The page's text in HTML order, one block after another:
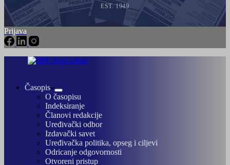
EST. 1949
Prijava
Časopis
O časopisu
Indeksiranje
Članovi redakcije
Uređivački odbor
Izdavački savet
Uređivačka politika, opseg i ciljevi
Odricanje odgovornosti
Otvoreni pristup